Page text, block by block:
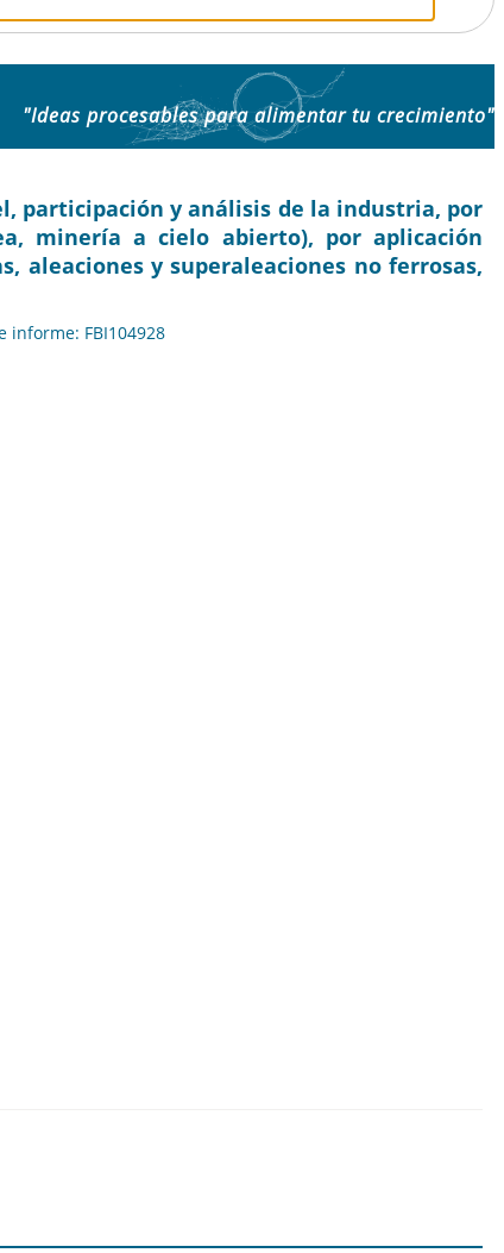
"Ideas procesables para alimentar tu crecimiento"
participación y análisis de la industria, por
minería a cielo abierto), por aplicación
aleaciones y superaleaciones no ferrosas,
informe: FBI104928